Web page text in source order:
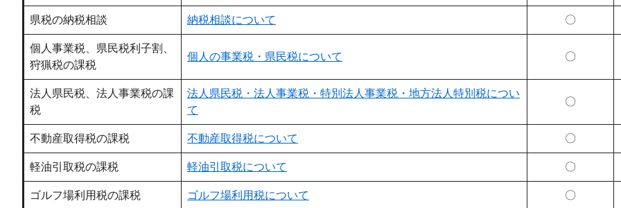
県税の納税相談 納税相談について 〇
個人事業税、県民税利子割、
狩猟税の課税
個人の事業税・県民税について 〇
法人県民税、法人事業税の課
税
法人県民税・法人事業税・特別法人事業税・地方法人特別税につい
て
〇
不動産取得税の課税 不動産取得税について 〇
軽油引取税の課税 軽油引取税について 〇
ゴルフ場利用税の課税 ゴルフ場利用税について 〇